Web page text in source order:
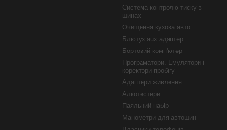
Система контролю тиску в
шинах
Очищення кузова авто
Блютуз aux адаптер
Бортовий комп'ютер
Програматори. Емулятори і
коректори пробігу
Адаптери живлення
Алкотестери
Паяльний набір
Манометри для автошин